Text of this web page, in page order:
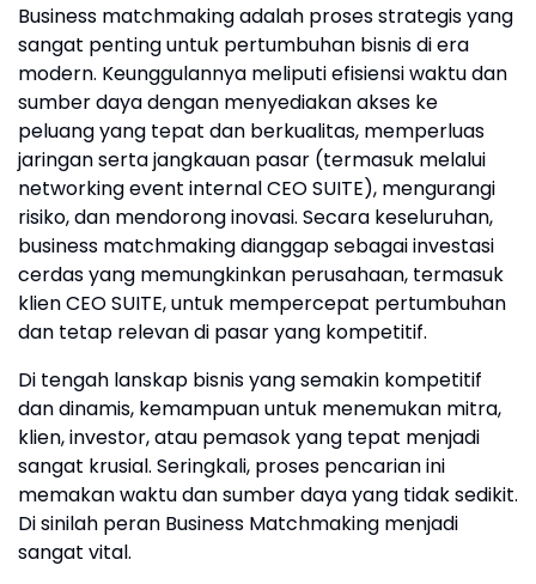
Business matchmaking adalah proses strategis yang
sangat penting untuk pertumbuhan bisnis di era
modern. Keunggulannya meliputi efisiensi waktu dan
sumber daya dengan menyediakan akses ke
peluang yang tepat dan berkualitas, memperluas
jaringan serta jangkauan pasar (termasuk melalui
networking event internal CEO SUITE), mengurangi
risiko, dan mendorong inovasi. Secara keseluruhan,
business matchmaking dianggap sebagai investasi
cerdas yang memungkinkan perusahaan, termasuk
klien CEO SUITE, untuk mempercepat pertumbuhan
dan tetap relevan di pasar yang kompetitif.
Di tengah lanskap bisnis yang semakin kompetitif
dan dinamis, kemampuan untuk menemukan mitra,
klien, investor, atau pemasok yang tepat menjadi
sangat krusial. Seringkali, proses pencarian ini
memakan waktu dan sumber daya yang tidak sedikit.
Di sinilah peran Business Matchmaking menjadi
sangat vital.